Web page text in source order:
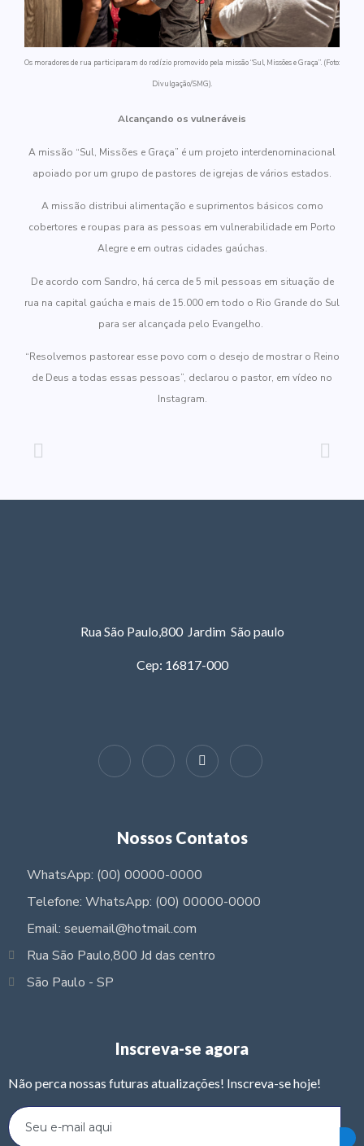
Os moradores de rua participaram do rodízio promovido pela missão “Sul, Missões e Graça”. (Foto:
Divulgação/SMG).
Alcançando os vulneráveis
A missão “Sul, Missões e Graça” é um projeto interdenominacional
apoiado por um grupo de pastores de igrejas de vários estados.
A missão distribui alimentação e suprimentos básicos como
cobertores e roupas para as pessoas em vulnerabilidade em Porto
Alegre e em outras cidades gaúchas.
De acordo com Sandro, há cerca de 5 mil pessoas em situação de
rua na capital gaúcha e mais de 15.000 em todo o Rio Grande do Sul
para ser alcançada pelo Evangelho.
“Resolvemos pastorear esse povo com o desejo de mostrar o Reino
de Deus a todas essas pessoas”, declarou o pastor, em vídeo no
Instagram.
Rua São Paulo,800 Jardim São paulo
Cep: 16817-000
Nossos Contatos
WhatsApp: (00) 00000-0000
Telefone: WhatsApp: (00) 00000-0000
Email: seuemail@hotmail.com
Rua São Paulo,800 Jd das centro
São Paulo - SP
Inscreva-se agora
Não perca nossas futuras atualizações! Inscreva-se hoje!